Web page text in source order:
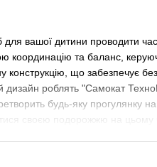
вашої дитини проводити час
координацію та баланс,
конструкцію, що забезпечує
дизайн роблять "Самокат
будь-яку прогулянку
своєю подорожжю на цьому